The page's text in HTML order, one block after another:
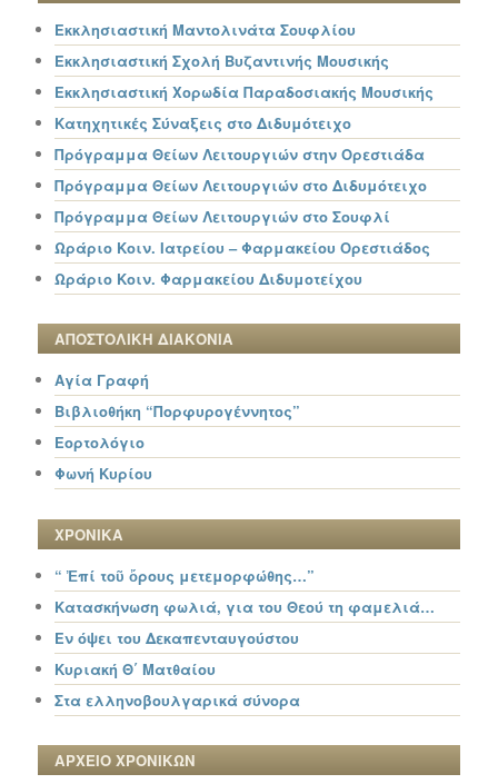
Εκκλησιαστική Μαντολινάτα Σουφλίου
Εκκλησιαστική Σχολή Βυζαντινής Μουσικής
Εκκλησιαστική Χορωδία Παραδοσιακής Μουσικής
Κατηχητικές Σύναξεις στο Διδυμότειχο
Πρόγραμμα Θείων Λειτουργιών στην Ορεστιάδα
Πρόγραμμα Θείων Λειτουργιών στο Διδυμότειχο
Πρόγραμμα Θείων Λειτουργιών στο Σουφλί
Ωράριο Κοιν. Ιατρείου – Φαρμακείου Ορεστιάδος
Ωράριο Κοιν. Φαρμακείου Διδυμοτείχου
ΑΠΟΣΤΟΛΙΚΗ ΔΙΑΚΟΝΙΑ
Αγία Γραφή
Βιβλιοθήκη “Πορφυρογέννητος”
Εορτολόγιο
Φωνή Κυρίου
ΧΡΟΝΙΚΑ
“ Ἐπί τοῦ ὄρους μετεμορφώθης…”
Κατασκήνωση φωλιά, για του Θεού τη φαμελιά…
Εν όψει του Δεκαπενταυγούστου
Κυριακή Θ΄ Ματθαίου
Στα ελληνοβουλγαρικά σύνορα
ΑΡΧΕΙΟ ΧΡΟΝΙΚΩΝ